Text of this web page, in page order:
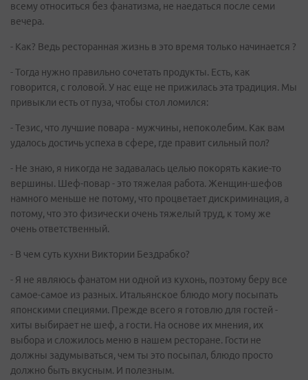
всему относиться без фанатизма, не наедаться после семи
вечера.
- Как? Ведь ресторанная жизнь в это время только начинается ?
- Тогда нужно правильно сочетать продукты. Есть, как
говорится, с головой. У нас еще не прижилась эта традиция. Мы
привыкли есть от пуза, чтобы стол ломился:
- Тезис, что лучшие повара - мужчины, непоколебим. Как вам
удалось достичь успеха в сфере, где правит сильный пол?
- Не знаю, я никогда не задавалась целью покорять какие-то
вершины. Шеф-повар - это тяжелая работа. Женщин-шефов
намного меньше не потому, что процветает дискриминация, а
потому, что это физически очень тяжелый труд, к тому же
очень ответственный.
- В чем суть кухни Виктории Бездрабко?
- Я не являюсь фанатом ни одной из кухонь, поэтому беру все
самое-самое из разных. Итальянское блюдо могу посыпать
японскими специями. Прежде всего я готовлю для гостей -
хиты выбирает не шеф, а гости. На основе их мнения, их
выбора и сложилось меню в нашем ресторане. Гости не
должны задумываться, чем ты это посыпал, блюдо просто
должно быть вкусным. И полезным.